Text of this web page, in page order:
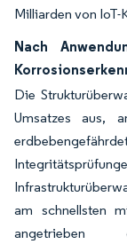
Milliarden von IoT-
Nach
Die
Umsatzes aus,
am schnellsten
angetrieben